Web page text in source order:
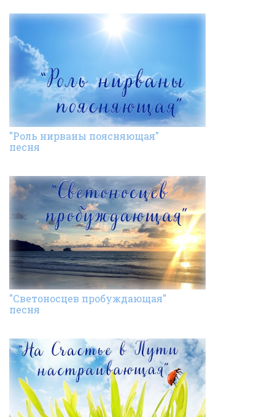
"Роль нирваны поясняющая"
песня
"Светоносцев пробуждающая"
песня